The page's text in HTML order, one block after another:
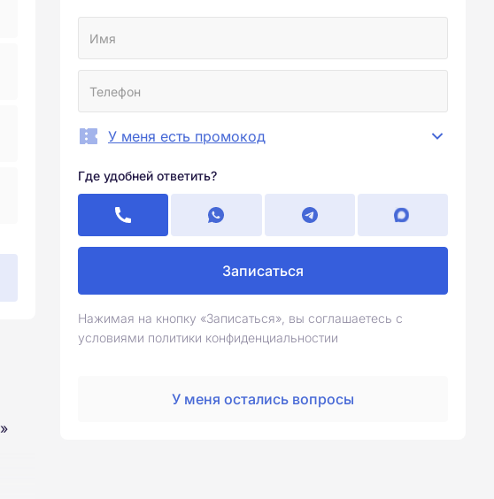
У меня есть промокод
Где удобней ответить?
Записаться
Нажимая на кнопку «Записаться», вы соглашаетесь с
условиями политики конфиденциальностии
У меня остались вопросы